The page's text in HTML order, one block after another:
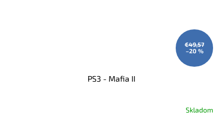
€49,57
–20 %
PS3 - Mafia II
Skladom